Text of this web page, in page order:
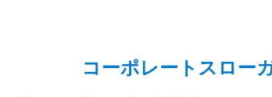
コーポレートスロー